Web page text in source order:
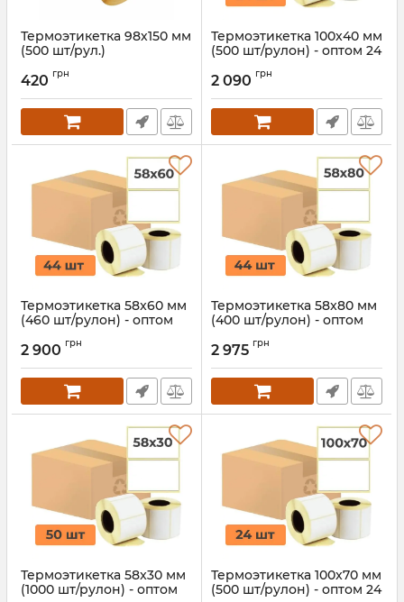
Термоэтикетка 98х150 мм
(500 шт/рул.)
420 грн
Термоэтикетка 100x40 мм
(500 шт/рулон) - оптом 24
Артикул: 973
2 090 грн
Термоэтикетка 58x60 мм
(460 шт/рулон) - оптом
Артикул: 977
2 900 грн
Термоэтикетка 58x80 мм
(400 шт/рулон) - оптом
Артикул:
2 975 грн
Термоэтикетка 58x30 мм
(1000 шт/рулон) - оптом
Термоэтикетка 100x70 мм
(500 шт/рулон) - оптом 24